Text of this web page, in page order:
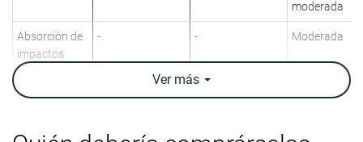
moderada
Absorción de
impactos
- - Moderada
energía
-
Neutral
Ver más